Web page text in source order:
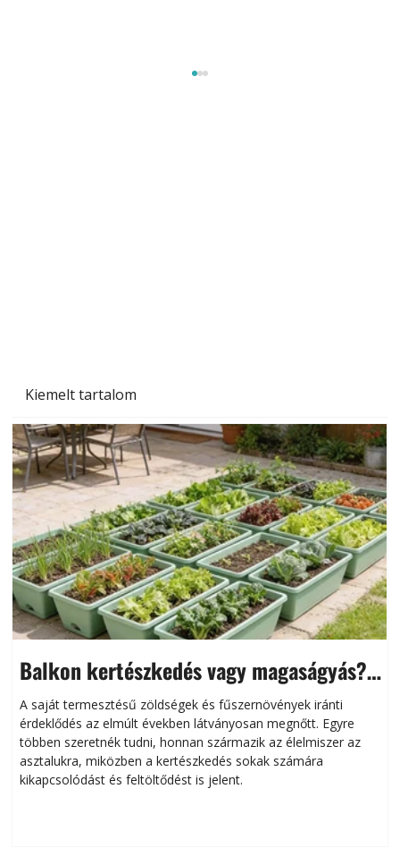
Kiemelt tartalom
Balkon kertészkedés vagy magaságyás?
Helytakarékos kertészkedés
A saját termesztésű zöldségek és fűszernövények iránti
érdeklődés az elmúlt években látványosan megnőtt. Egyre
többen szeretnék tudni, honnan származik az élelmiszer az
asztalukra, miközben a kertészkedés sokak számára
kikapcsolódást és feltöltődést is jelent.